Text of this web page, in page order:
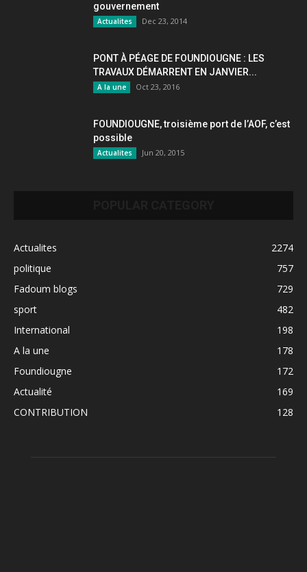
gouvernement
Actualites Dec 23, 2014
PONT À PÉAGE DE FOUNDIOUGNE : LES
TRAVAUX DÉMARRENT EN JANVIER...
A la une Oct 23, 2016
FOUNDIOUGNE, troisième port de l’AOF, c’est
possible
Actualites Jun 20, 2015
Actualites
2274
politique
757
Fadoum blogs
729
sport
482
International
198
A la une
178
Foundiougne
172
Actualité
169
CONTRIBUTION
128